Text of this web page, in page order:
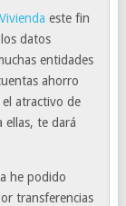
este fin
datos
entidades
ahorro
atractivo de
ellas, te dará
he podido
transferencias